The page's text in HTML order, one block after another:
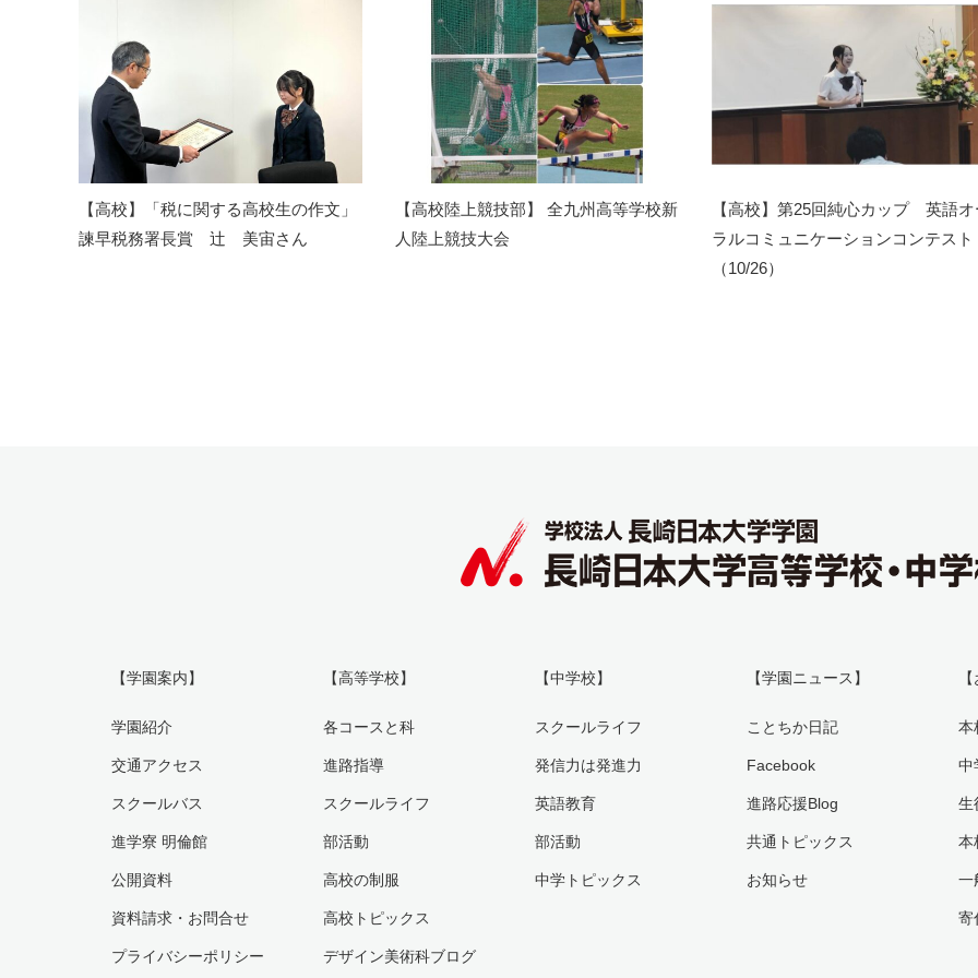
【高校】「税に関する高校生の作文」
諫早税務署長賞 辻 美宙さん
【高校陸上競技部】 全九州高等学校新
人陸上競技大会
【高校】第25回純心カップ 英語オ
ラルコミュニケーションコンテスト
（10/26）
【学園案内】
学園紹介
交通アクセス
スクールバス
進学寮 明倫館
公開資料
資料請求・お問合せ
プライバシーポリシー
【高等学校】
各コースと科
進路指導
スクールライフ
部活動
高校の制服
高校トピックス
デザイン美術科ブログ
【中学校】
スクールライフ
発信力は発進力
英語教育
部活動
中学トピックス
【学園ニュース】
ことちか日記
Facebook
進路応援Blog
共通トピックス
お知らせ
本
中
生
本
一
寄